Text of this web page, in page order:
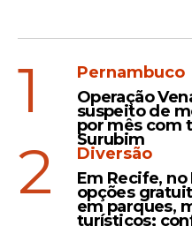
1
Pernambuco
Operação
suspeito de
por mês com
Surubim
2
Diversão
Em Recife,
opções
em parques,
turísticos;